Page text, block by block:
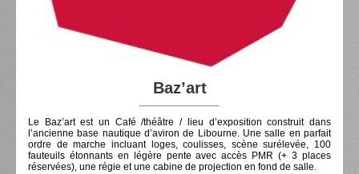
Baz’art
Le Baz’art est un Café /théâtre / lieu d’exposition construit dans
l’ancienne base nautique d’aviron de Libourne. Une salle en parfait
ordre de marche incluant loges, coulisses, scène surélevée, 100
fauteuils étonnants en légère pente avec accès PMR (+ 3 places
réservées), une régie et une cabine de projection en fond de salle.